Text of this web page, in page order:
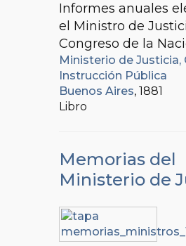
Informes anuales
el Ministro de
Congreso de la
Ministerio de Justicia,
Instrucción Pública
Buenos Aires, 1881
Libro
Memorias del
Ministerio de